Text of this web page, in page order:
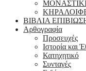
ΒΙΒΛΙΑ
Αρθογραφία
Προσευχές
Ιστορία και
Κατηχητικό
Συνταγές